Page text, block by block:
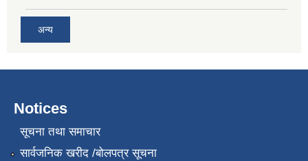
अन्य
Notices
सूचना तथा समाचार
सार्वजनिक खरीद /बोलपत्र सूचना